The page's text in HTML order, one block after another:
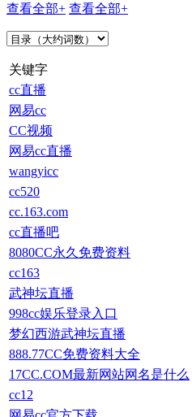
查看全部+ 查看全部+
关键字
cc直播
网易cc
CC视频
网易cc直播
wangyicc
cc520
cc.163.com
cc直播吧
8080CC永久免费资料
cc163
武神坛直播
998cc娱乐登录入口
梦幻西游武神坛直播
888.77CC免费资料大全
17CC.COM最新网站网名是什么
cc12